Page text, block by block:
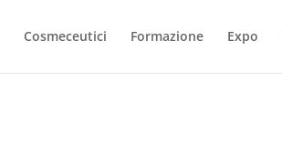
Cosmeceutici Formazione Expo